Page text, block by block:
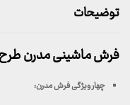
توضیحات
فرش ماشینی مدرن طرح
چهار ویژگی فرش مدرن: